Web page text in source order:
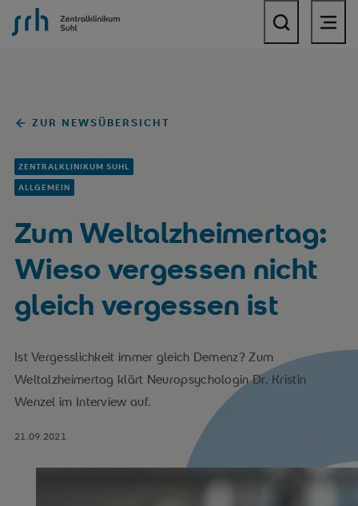
SRH Zentralklinikum Suhl
ZUR NEWSÜBERSICHT
ZENTRALKLINIKUM SUHL
ALLGEMEIN
Zum Weltalzheimertag:
Wieso vergessen nicht
gleich vergessen ist
Ist Vergesslichkeit immer gleich Demenz? Zum
Weltalzheimertag klärt Neuropsychologin Dr. Kristin
Wenzel im Interview auf.
21.09.2021